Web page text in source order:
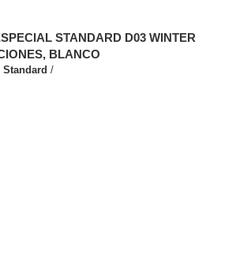
STANDARD D03 WINTER
BLANCO
/